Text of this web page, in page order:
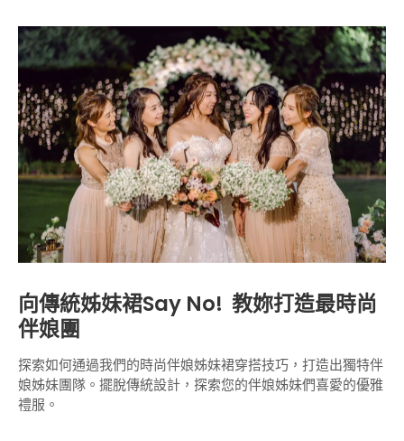
向傳統姊妹裙Say No! 教妳打造最時尚
伴娘團
探索如何通過我們的時尚伴娘姊妹裙穿搭技巧，打造出獨特伴
娘姊妹團隊。擺脫傳統設計，探索您的伴娘姊妹們喜愛的優雅
禮服。